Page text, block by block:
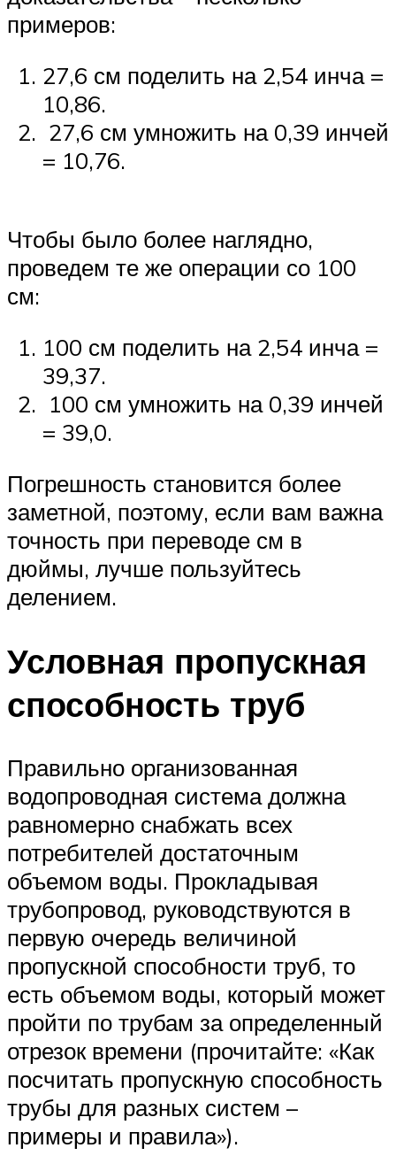
примеров:
27,6 см поделить на 2,54 инча =
10,86.
27,6 см умножить на 0,39 инчей
= 10,76.
Чтобы было более наглядно,
проведем те же операции со 100
см:
100 см поделить на 2,54 инча =
39,37.
100 см умножить на 0,39 инчей
= 39,0.
Погрешность становится более
заметной, поэтому, если вам важна
точность при переводе см в
дюймы, лучше пользуйтесь
делением.
Условная пропускная
способность труб
Правильно организованная
водопроводная система должна
равномерно снабжать всех
потребителей достаточным
объемом воды. Прокладывая
трубопровод, руководствуются в
первую очередь величиной
пропускной способности труб, то
есть объемом воды, который может
пройти по трубам за определенный
отрезок времени (прочитайте: «Как
посчитать пропускную способность
трубы для разных систем –
примеры и правила»).